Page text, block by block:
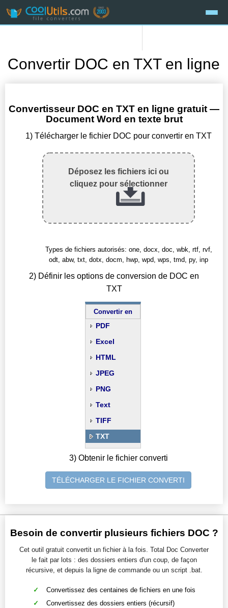
Convertir DOC en TXT en ligne
Convertisseur DOC en TXT en ligne gratuit —
Document Word en texte brut
1) Télécharger le fichier DOC pour convertir en TXT
Déposez les fichiers ici ou
cliquez pour sélectionner
Types de fichiers autorisés: one, docx, doc, wbk, rtf, rvf,
odt, abw, txt, dotx, docm, hwp, wpd, wps, tmd, py, inp
2) Définir les options de conversion de DOC en
TXT
Convertir en
PDF
Excel
HTML
JPEG
PNG
Text
TIFF
TXT
3) Obtenir le fichier converti
TÉLÉCHARGER LE FICHIER CONVERTI
Besoin de convertir plusieurs fichiers DOC ?
Cet outil gratuit convertit un fichier à la fois. Total Doc Converter
le fait par lots : des dossiers entiers d'un coup, de façon
récursive, et depuis la ligne de commande ou un script .bat.
Convertissez des centaines de fichiers en une fois
Convertissez des dossiers entiers (récursif)